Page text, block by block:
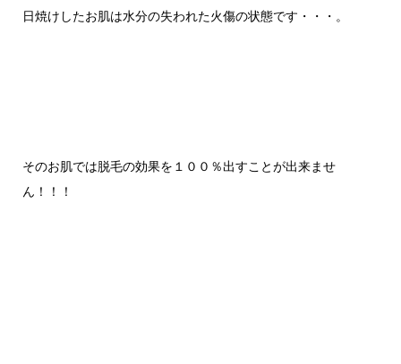
日焼けしたお肌は水分の失われた火傷の状態です・・・。
そのお肌では脱毛の効果を１００％出すことが出来ませ
ん！！！